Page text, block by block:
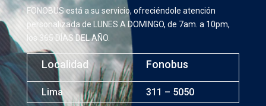
FONOBUS está a su servicio, ofreciéndole atención
personalizada de LUNES A DOMINGO, de 7am. a 10pm,
los 365 DÍAS DEL AÑO.
Localidad Fonobus
Lima 311 – 5050